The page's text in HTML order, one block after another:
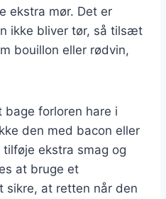
ekstra mør. Det er
ikke bliver tør, så tilsæt
bouillon eller rødvin,
bage forloren hare i
den med bacon eller
ekstra smag og
at bruge et
sikre, at retten når den